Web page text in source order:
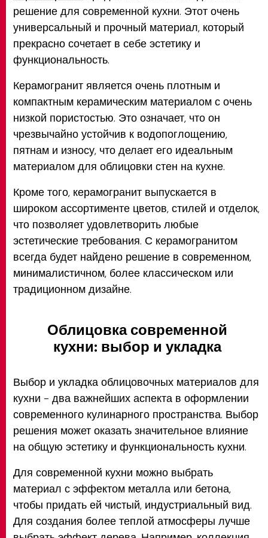
решение для современной кухни. Этот очень
универсальный и прочный материал, который
прекрасно сочетает в себе эстетику и
функциональность.
Керамогранит является очень плотным и
компактным керамическим материалом с очень
низкой пористостью. Это означает, что он
чрезвычайно устойчив к водопоглощению,
пятнам и износу, что делает его идеальным
материалом для облицовки стен на кухне.
Кроме того, керамогранит выпускается в
широком ассортименте цветов, стилей и отделок,
что позволяет удовлетворить любые
эстетические требования. С керамогранитом
всегда будет найдено решение в современном,
минималистичном, более классическом или
традиционном дизайне.
Облицовка современной
кухни: выбор и укладка
Выбор и укладка облицовочных материалов для
кухни - два важнейших аспекта в оформлении
современного кулинарного пространства. Выбор
решения может оказать значительное влияние
на общую эстетику и функциональность кухни.
Для современной кухни можно выбрать
материал с эффектом металла или бетона,
чтобы придать ей чистый, индустриальный вид.
Для создания более теплой атмосферы лучше